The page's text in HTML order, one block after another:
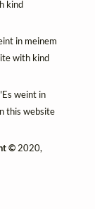
kind
in meinem
with kind
weint in
this website
© 2020,